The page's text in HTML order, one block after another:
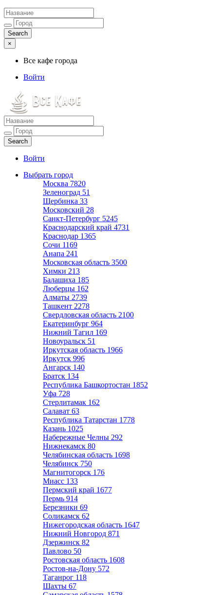
×
Все кафе города
Войти
Все кафе города
Каталог хороших кафе
Войти
Выбрать город
Москва 7820
Зеленоград 51
Щербинка 33
Московский 28
Санкт-Петербург 5245
Краснодарский край 4731
Краснодар 1365
Сочи 1169
Анапа 241
Московская область 3500
Химки 213
Балашиха 185
Люберцы 162
Алматы 2739
Ташкент 2278
Свердловская область 2100
Екатеринбург 964
Нижний Тагил 169
Новоуральск 51
Иркутская область 1966
Иркутск 996
Ангарск 140
Братск 134
Республика Башкортостан 1852
Уфа 728
Стерлитамак 162
Салават 63
Республика Татарстан 1778
Казань 1025
Набережные Челны 292
Нижнекамск 80
Челябинская область 1698
Челябинск 750
Магнитогорск 176
Миасс 133
Пермский край 1677
Пермь 914
Березники 69
Соликамск 62
Нижегородская область 1647
Нижний Новгород 871
Дзержинск 82
Павлово 50
Ростовская область 1608
Ростов-на-Дону 572
Таганрог 118
Шахты 67